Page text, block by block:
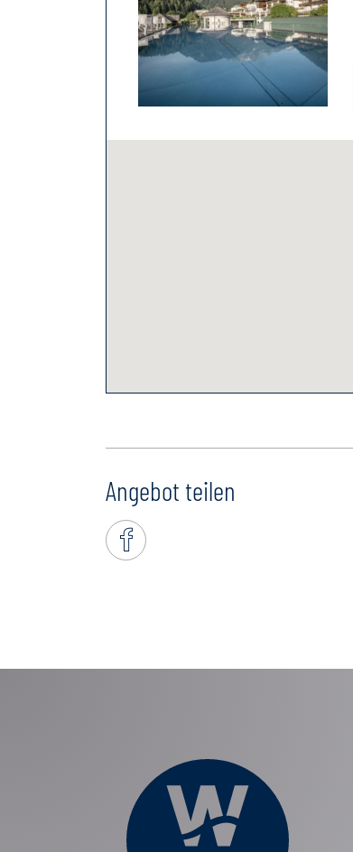
Angebot teilen